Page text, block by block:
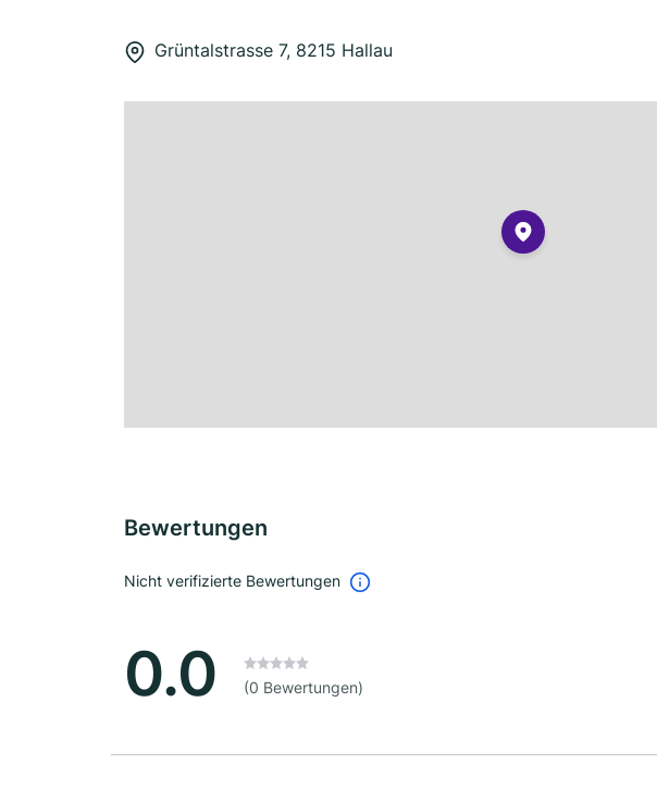
Grüntalstrasse 7, 8215 Hallau
Bewertungen
Nicht verifizierte Bewertungen
0.0 (0 Bewertungen)